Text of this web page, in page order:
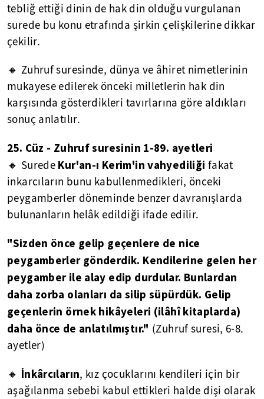
tebliğ ettiği dinin de hak din olduğu vurgulanan
surede bu konu etrafında şirkin çelişkilerine dikkar
çekilir.
🔸 Zuhruf suresinde, dünya ve âhiret nimetlerinin
mukayese edilerek önceki milletlerin hak din
karşısında gösterdikleri tavırlarına göre aldıkları
sonuç anlatılır.
25. Cüz - Zuhruf suresinin 1-89. ayetleri
🔸 Surede Kur'an-ı Kerim'in vahyediliği fakat
inkarcıların bunu kabullenmedikleri, önceki
peygamberler döneminde benzer davranışlarda
bulunanların helâk edildiği ifade edilir.
"Sizden önce gelip geçenlere de nice
peygamberler gönderdik. Kendilerine gelen her
peygamber ile alay edip durdular. Bunlardan
daha zorba olanları da silip süpürdük. Gelip
geçenlerin örnek hikâyeleri (ilâhî kitaplarda)
daha önce de anlatılmıştır." (Zuhruf suresi, 6-8.
ayetler)
🔸 İnkârcıların, kız çocuklarını kendileri için bir
aşağılanma sebebi kabul ettikleri halde dişi olarak